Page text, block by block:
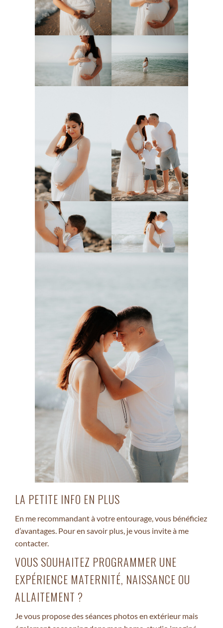
LA PETITE INFO EN PLUS
En me recommandant à votre entourage, vous bénéficiez
d’avantages. Pour en savoir plus, je vous invite à me
contacter.
VOUS SOUHAITEZ PROGRAMMER UNE
EXPÉRIENCE MATERNITÉ, NAISSANCE OU
ALLAITEMENT ?
Je vous propose des séances photos en extérieur mais